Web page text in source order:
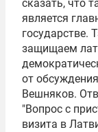
сказать, что
является
государстве.
защищаем
от
Вешняков.
"Вопрос с
визита в